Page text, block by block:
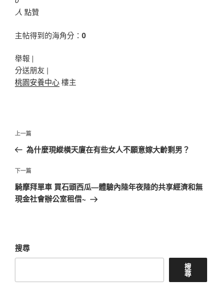
人 點贊
主帖得到的海角分： 0
舉報 |
分送朋友 |
桃園安養中心樓主
文
導
覽
上
一
文
章
上一篇
為什麼現縱橫天廈在有些女人不願意嫁大齡剩男？
下
一
篇
下一篇
騎摩拜單車 買石頭西瓜—體驗內陸年夜陸的共享經濟和無
現金社會辦公室租借~
搜尋
搜
尋